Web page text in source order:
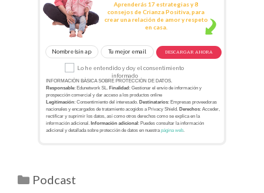
Aprenderás 17 estrategias y 8
consejos de Crianza Positiva, para
crear una relación de amor y respeto
en casa.
INFORMACIÓN BÁSICA SOBRE PROTECCIÓN DE DATOS.
Responsable: Edunetwork SL. Finalidad : Gestionar el envío de información y
prospección comercial y dar acceso a los productos online
Legitimación: Consentimiento del interesado. Destinatarios: Empresas proveedoras
nacionales y encargados de tratamiento acogidos a Privacy Shield. Derechos: Acceder,
rectificar y suprimir los datos, así como otros derechos como se explica en la
información adicional. Información adicional: Puedes consultar la información
adicional y detallada sobre protección de datos en nuestrapágina web.
Lo he entendido y doy el consentimiento
informado
DESCARGAR AHORA
Podcast